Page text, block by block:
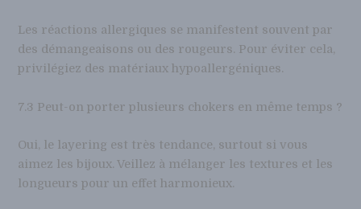
Les réactions allergiques se manifestent souvent par
des démangeaisons ou des rougeurs. Pour éviter cela,
privilégiez des matériaux hypoallergéniques.
7.3 Peut-on porter plusieurs chokers en même temps ?
Oui, le layering est très tendance, surtout si vous
aimez les bijoux. Veillez à mélanger les textures et les
longueurs pour un effet harmonieux.